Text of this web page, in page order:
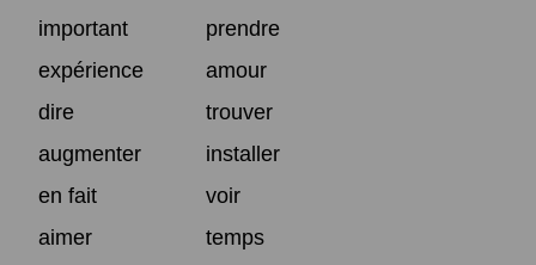
important
prendre
expérience
amour
dire
trouver
augmenter
installer
en fait
voir
aimer
temps